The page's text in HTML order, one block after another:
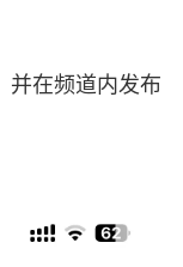
并在频道内发布